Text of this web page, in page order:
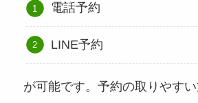
電話予約
LINE予約
が可能です。予約の取りやす